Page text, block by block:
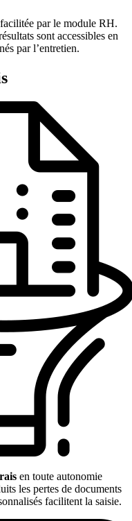
par le module RH.
sont accessibles en
par l’entretien.
en toute autonomie
les pertes de documents
facilitent la saisie.